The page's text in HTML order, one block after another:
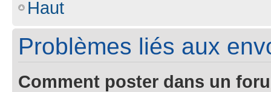
Haut
Problèmes liés aux
Comment poster dans un